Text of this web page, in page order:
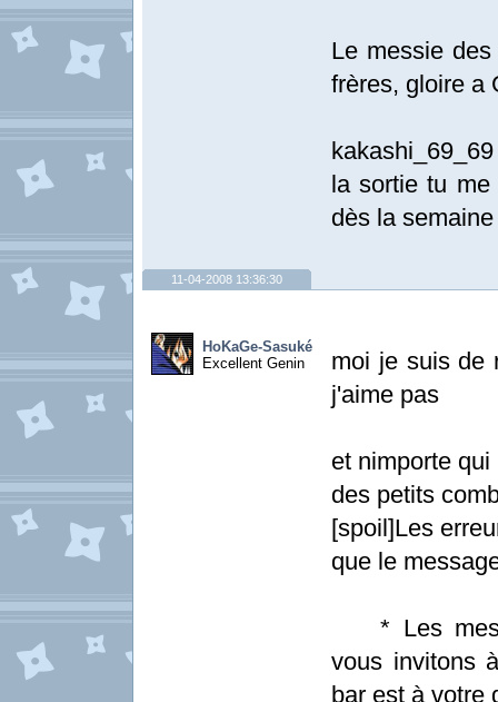
Le messie
frères, gloire a
la sortie tu
dès la
11-04-2008 13:36:30
HoKaGe-Sasuké
Excellent Genin
moi je suis
j'aime pas
et nimporte
des petits
[spoil]Les
que le
* Les
vous invitons
bar est à votre